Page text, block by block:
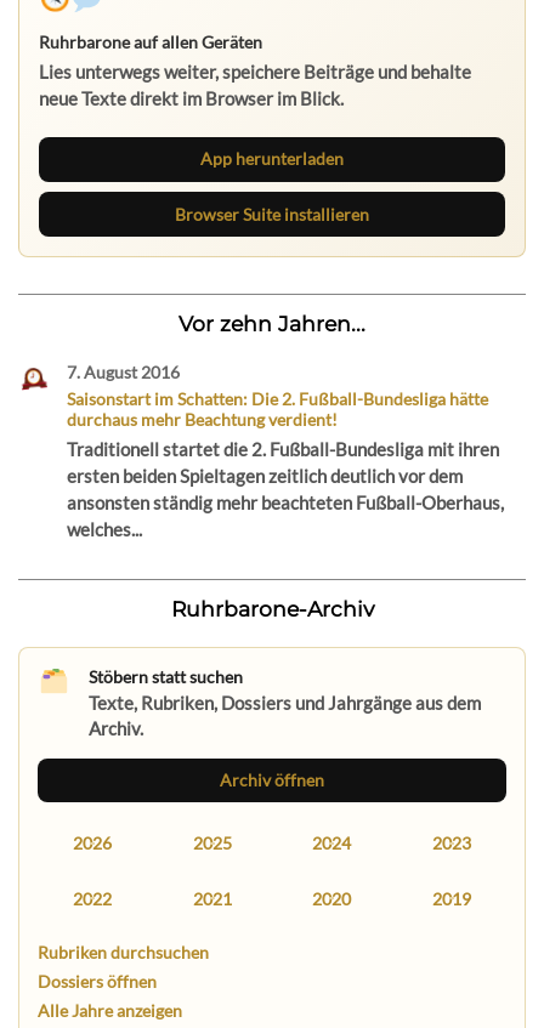
Ruhrbarone auf allen Geräten
Lies unterwegs weiter, speichere Beiträge und behalte
neue Texte direkt im Browser im Blick.
App herunterladen
Browser Suite installieren
Vor zehn Jahren...
7. August 2016
Saisonstart im Schatten: Die 2. Fußball-Bundesliga hätte
durchaus mehr Beachtung verdient!
Traditionell startet die 2. Fußball-Bundesliga mit ihren
ersten beiden Spieltagen zeitlich deutlich vor dem
ansonsten ständig mehr beachteten Fußball-Oberhaus,
welches...
Ruhrbarone-Archiv
Stöbern statt suchen
Texte, Rubriken, Dossiers und Jahrgänge aus dem
Archiv.
Archiv öffnen
2026 2025 2024 2023
2022 2021 2020 2019
Rubriken durchsuchen
Dossiers öffnen
Alle Jahre anzeigen